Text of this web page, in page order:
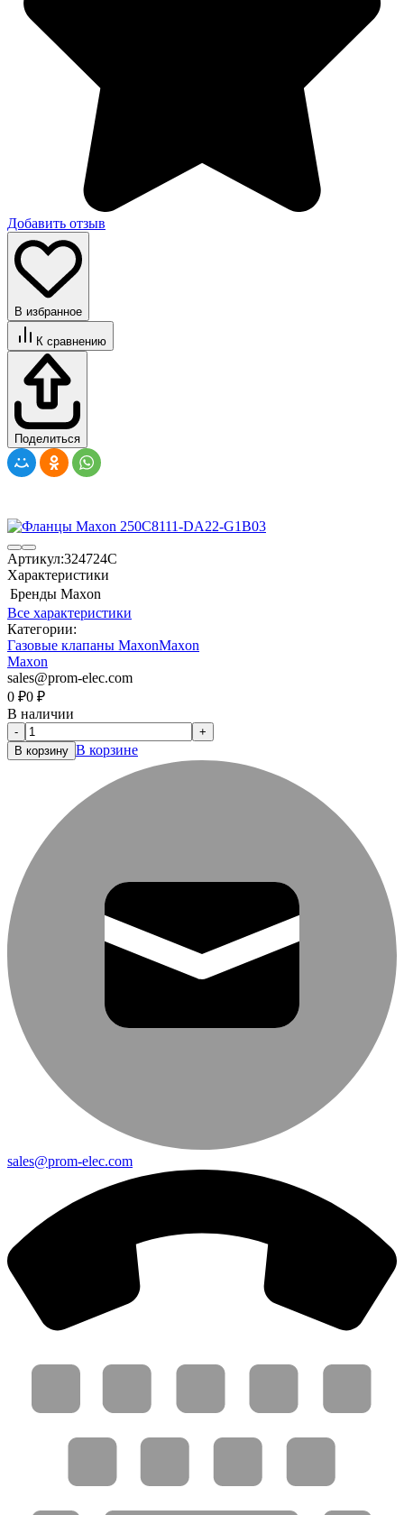
Добавить отзыв
В избранное
К сравнению
Поделиться
Артикул:324724C
Характеристики
Бренды Maxon
Все характеристики
Категории:
Газовые клапаны MaxonMaxon
Maxon
sales@prom-elec.com
0 ₽0 ₽
В наличии
-
+
В корзину В корзине
sales@prom-elec.com